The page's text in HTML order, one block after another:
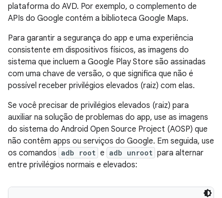
plataforma do AVD. Por exemplo, o complemento de
APIs do Google contém a biblioteca Google Maps.
Para garantir a segurança do app e uma experiência
consistente em dispositivos físicos, as imagens do
sistema que incluem a Google Play Store são assinadas
com uma chave de versão, o que significa que não é
possível receber privilégios elevados (raiz) com elas.
Se você precisar de privilégios elevados (raiz) para
auxiliar na solução de problemas do app, use as imagens
do sistema do Android Open Source Project (AOSP) que
não contêm apps ou serviços do Google. Em seguida, use
os comandos adb root e adb unroot para alternar
entre privilégios normais e elevados: